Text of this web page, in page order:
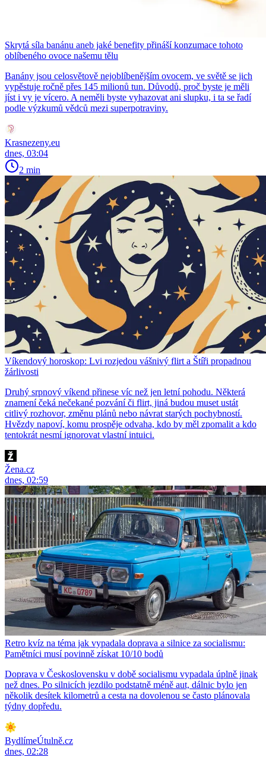
Skrytá síla banánu aneb jaké benefity přináší konzumace tohoto
oblíbeného ovoce našemu tělu
Banány jsou celosvětově nejoblíbenějším ovocem, ve světě se jich
vypěstuje ročně přes 145 milionů tun. Důvodů, proč byste je měli
jíst i vy je vícero. A neměli byste vyhazovat ani slupku, i ta se řadí
podle výzkumů vědců mezi superpotraviny.
Krasnezeny.eu
dnes, 03:04
2 min
Víkendový horoskop: Lvi rozjedou vášnivý flirt a Štíři propadnou
žárlivosti
Druhý srpnový víkend přinese víc než jen letní pohodu. Některá
znamení čeká nečekané pozvání či flirt, jiná budou muset ustát
citlivý rozhovor, změnu plánů nebo návrat starých pochybností.
Hvězdy napoví, komu prospěje odvaha, kdo by měl zpomalit a kdo
tentokrát nesmí ignorovat vlastní intuici.
Žena.cz
dnes, 02:59
Retro kvíz na téma jak vypadala doprava a silnice za socialismu:
Pamětníci musí povinně získat 10/10 bodů
Doprava v Československu v době socialismu vypadala úplně jinak
než dnes. Po silnicích jezdilo podstatně méně aut, dálnic bylo jen
několik desítek kilometrů a cesta na dovolenou se často plánovala
týdny dopředu.
BydlímeÚtulně.cz
dnes, 02:28